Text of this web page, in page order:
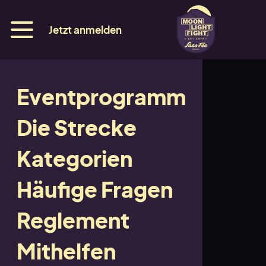
Jetzt anmelden
Eventprogramm
Die Strecke
Kategorien
Häufige Fragen
Reglement
Mithelfen
Medien
Presse
Details